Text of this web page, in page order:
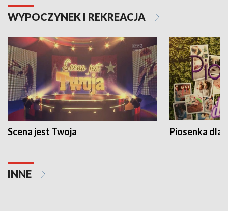
WYPOCZYNEK I REKREACJA
Scena jest Twoja Piosenka dla
INNE